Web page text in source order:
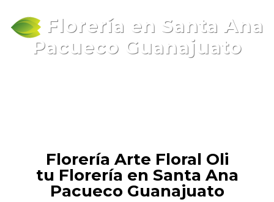
Florería en Santa Ana
Pacueco Guanajuato
Florería Arte Floral Oli
tu Florería en Santa Ana
Pacueco Guanajuato